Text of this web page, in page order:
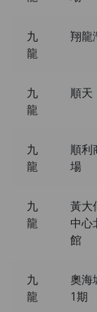
九
龍
翔龍
九
龍
順天
九
龍
順利
場
九
龍
黃大
中心
館
九
龍
奧海
1期